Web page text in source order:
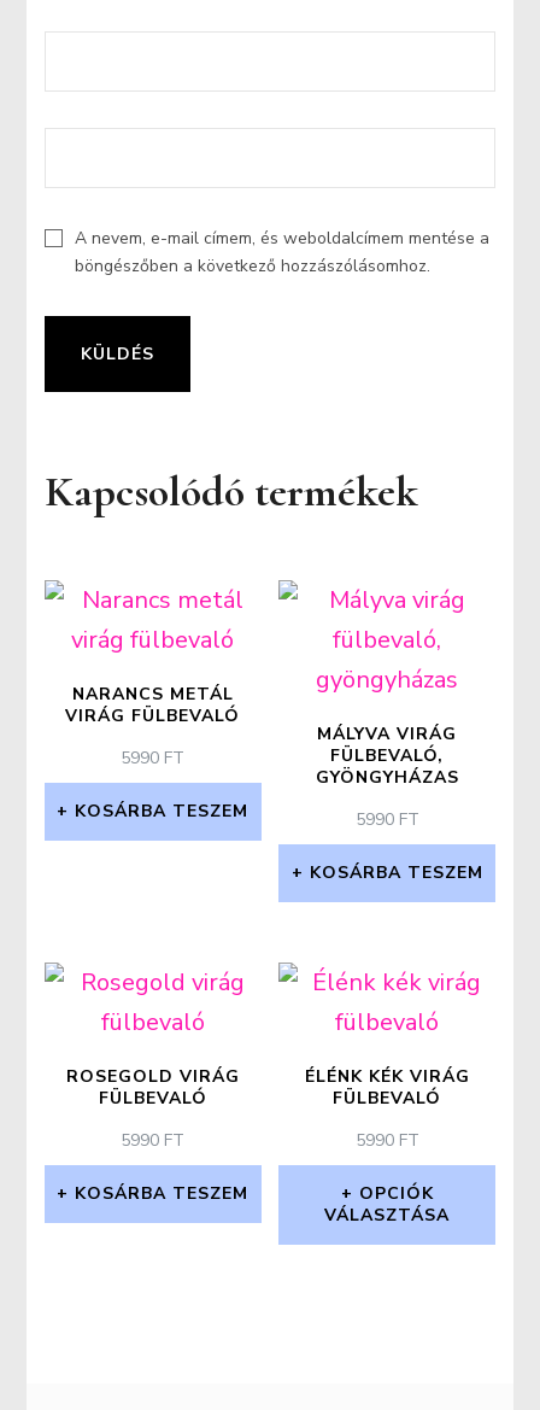
A nevem, e-mail címem, és weboldalcímem mentése a
böngészőben a következő hozzászólásomhoz.
Kapcsolódó termékek
NARANCS METÁL
VIRÁG FÜLBEVALÓ
5990 FT
KOSÁRBA TESZEM
MÁLYVA VIRÁG
FÜLBEVALÓ,
GYÖNGYHÁZAS
5990 FT
KOSÁRBA TESZEM
ROSEGOLD VIRÁG
FÜLBEVALÓ
5990 FT
KOSÁRBA TESZEM
ÉLÉNK KÉK VIRÁG
FÜLBEVALÓ
5990 FT
OPCIÓK
VÁLASZTÁSA